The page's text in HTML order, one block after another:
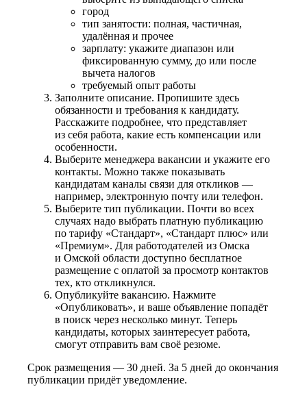
город
тип занятости: полная, частичная,
удалённая и прочее
зарплату: укажите диапазон или
фиксированную сумму, до или после
вычета налогов
требуемый опыт работы
Заполните описание. Пропишите здесь
обязанности и требования к кандидату.
Расскажите подробнее, что представляет
из себя работа, какие есть компенсации или
особенности.
Выберите менеджера вакансии и укажите его
контакты. Можно также показывать
кандидатам каналы связи для откликов —
например, электронную почту или телефон.
Выберите тип публикации. Почти во всех
случаях надо выбрать платную публикацию
по тарифу «Стандарт», «Стандарт плюс» или
«Премиум». Для работодателей из Омска
и Омской области доступно бесплатное
размещение с оплатой за просмотр контактов
тех, кто откликнулся.
Опубликуйте вакансию. Нажмите
«Опубликовать», и ваше объявление попадёт
в поиск через несколько минут. Теперь
кандидаты, которых заинтересует работа,
смогут отправить вам своё резюме.
Срок размещения — 30 дней. За 5 дней до окончания
публикации придёт уведомление.